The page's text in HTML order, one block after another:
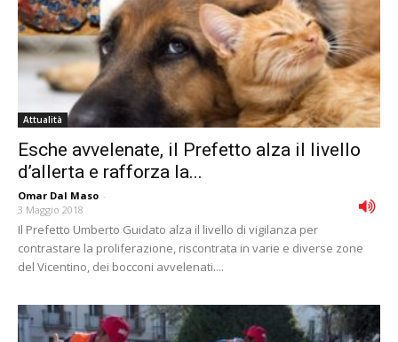
Attualità
Esche avvelenate, il Prefetto alza il livello
d’allerta e rafforza la...
Omar Dal Maso -
3 Maggio 2018
Il Prefetto Umberto Guidato alza il livello di vigilanza per
contrastare la proliferazione, riscontrata in varie e diverse zone
del Vicentino, dei bocconi avvelenati....